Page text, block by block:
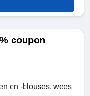
coupon
en -blouses, wees